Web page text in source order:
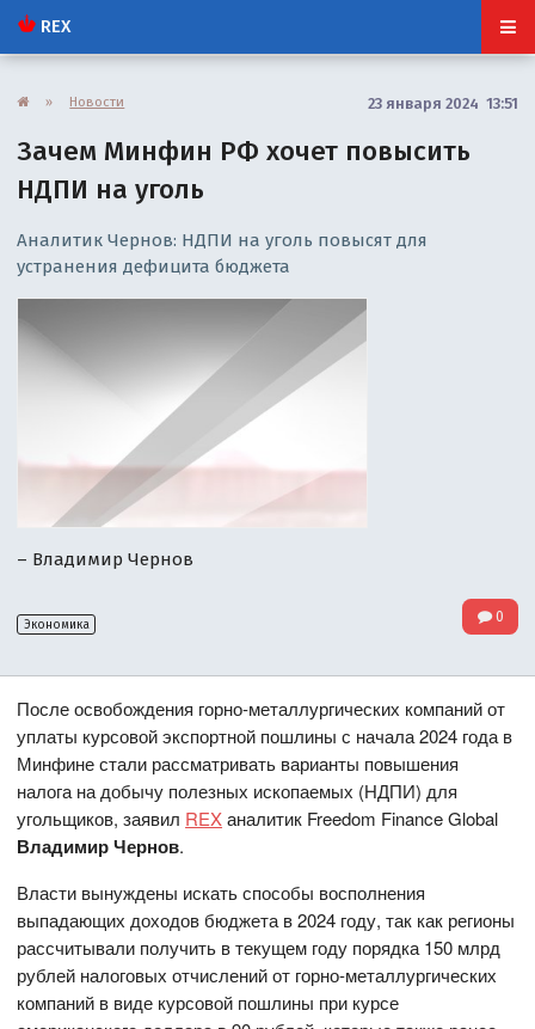
REX
» Новости 23 января 2024 13:51
Зачем Минфин РФ хочет повысить
НДПИ на уголь
Аналитик Чернов: НДПИ на уголь повысят для
устранения дефицита бюджета
– Владимир Чернов
Экономика 0
После освобождения горно-металлургических компаний от
уплаты курсовой экспортной пошлины с начала 2024 года в
Минфине стали рассматривать варианты повышения
налога на добычу полезных ископаемых (НДПИ) для
угольщиков, заявил REXаналитик Freedom Finance Global
Владимир Чернов.
Власти вынуждены искать способы восполнения
выпадающих доходов бюджета в 2024 году, так как регионы
рассчитывали получить в текущем году порядка 150 млрд
рублей налоговых отчислений от горно-металлургических
компаний в виде курсовой пошлины при курсе